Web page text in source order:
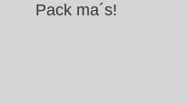
Pack ma´s!